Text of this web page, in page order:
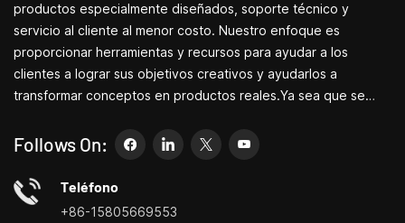
productos especialmente diseñados, soporte técnico y
servicio al cliente al menor costo. Nuestro enfoque es
proporcionar herramientas y recursos para ayudar a los
clientes a lograr sus objetivos creativos y ayudarlos a
transformar conceptos en productos reales.Ya sea que se
simplemente sea un emprendedor creativo, las pequeñas
máquinas herramienta de Bite pueden permitirle satisfacer sus
necesidades de manera más fácil, rápida y
económica.Especializados en pequeños centros de
Follows On:
Teléfono
+86-15805669553